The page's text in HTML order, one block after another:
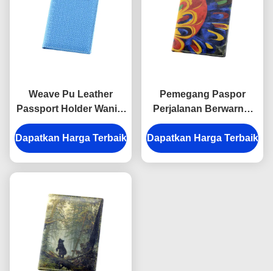
Weave Pu Leather
Passport Holder Wanita
Hadiah Iklan Persegi
Panjang
Dapatkan Harga Terbaik
Pemegang Paspor
Perjalanan Berwarna-
warni Pola Cetak
Dompet Sampul Paspor
Pribadi
Dapatkan Harga Terbaik